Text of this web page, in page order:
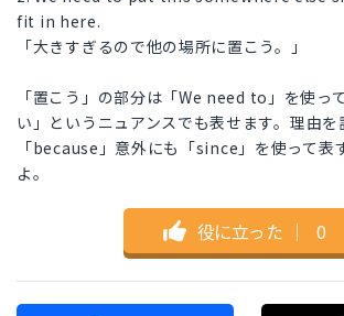
fit in here.
「大きすぎるので他の場所に置こう。」
「置こう」の部分は「We need to」を使っ
い」というニュアンスでも表せます。理由
「because」意外にも「since」を使って表
よ。
役に立った ｜ 0